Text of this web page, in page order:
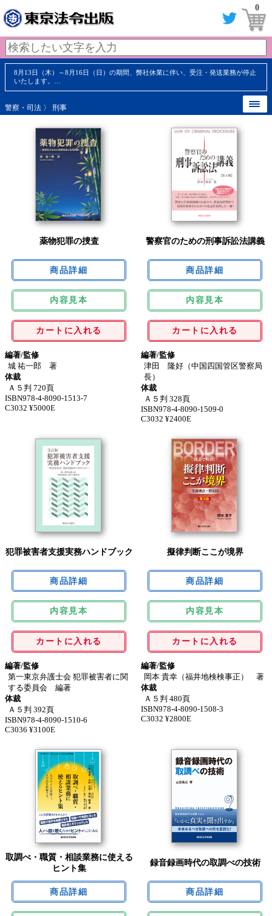
0
8月13日（木）～8月16日（日）の期間、弊社休業に伴い、受注・発送業務が停止
いたします。…
警察・司法 〉 刑事
薬物犯罪の捜査
内容見本
カートに入れる
編著/監修
城 祐一郎 著
体裁
Ａ５判 720頁
ISBN978-4-8090-1513-7
C3032 ¥5000E
警察官のための刑事訴訟法講義
内容見本
カートに入れる
編著/監修
津田 隆好（中国四国管区警察局
長）
体裁
Ａ５判 328頁
ISBN978-4-8090-1509-0
C3032 ¥2400E
犯罪被害者支援実務ハンドブック
内容見本
カートに入れる
編著/監修
第一東京弁護士会 犯罪被害者に関
する委員会 編著
体裁
Ａ５判 392頁
ISBN978-4-8090-1510-6
C3036 ¥3100E
擬律判断ここが境界
内容見本
カートに入れる
編著/監修
岡本 貴幸（福井地検検事正） 著
体裁
Ａ５判 480頁
ISBN978-4-8090-1508-3
C3032 ¥2800E
取調べ・職質・相談業務に使える
ヒント集
録音録画時代の取調べの技術